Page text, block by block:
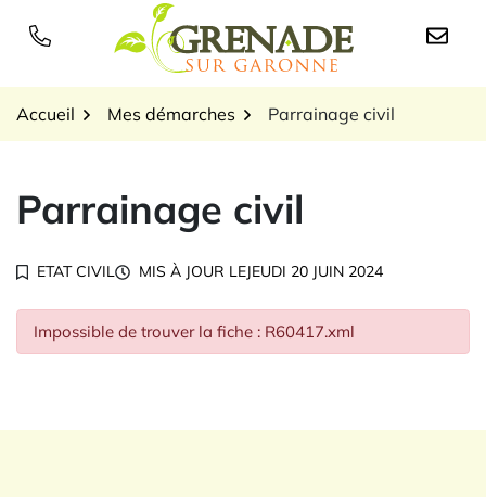
Logo Grenade sur
Accueil Mes démarches Parrainage civil
Parrainage civil
ETAT CIVIL MIS À JOUR LEJEUDI 20 JUIN 2024
Impossible de trouver la fiche : R60417.xml